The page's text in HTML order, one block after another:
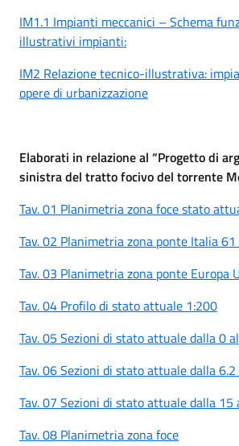
IM1.1 Impianti meccanici – Schema
illustrativi impianti:
IM2 Relazione tecnico-illustrativa:
opere di urbanizzazione
Elaborati in relazione al “Progetto di
sinistra del tratto focivo del torrente
Tav. 01 Planimetria zona foce stato
Tav. 02 Planimetria zona ponte Italia
Tav. 03 Planimetria zona ponte
Tav. 04 Profilo di stato attuale 1:200
Tav. 05 Sezioni di stato attuale dalla 0
Tav. 06 Sezioni di stato attuale dalla
Tav. 07 Sezioni di stato attuale dalla 15
Tav. 08 Planimetria zona foce